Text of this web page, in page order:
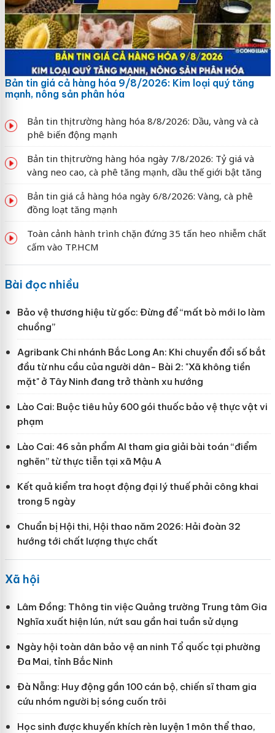
Bản tin giá cả hàng hóa 9/8/2026: Kim loại quý tăng
mạnh, nông sản phân hóa
Bản tin thị trường hàng hóa 8/8/2026: Dầu, vàng và cà
phê biến động mạnh
Bản tin thị trường hàng hóa ngày 7/8/2026: Tỷ giá và
vàng neo cao, cà phê tăng mạnh, dầu thế giới bật tăng
Bản tin giá cả hàng hóa ngày 6/8/2026: Vàng, cà phê
đồng loạt tăng mạnh
Toàn cảnh hành trình chặn đứng 35 tấn heo nhiễm chất
cấm vào TP.HCM
Bài đọc nhiều
Bảo vệ thương hiệu từ gốc: Đừng để “mất bò mới lo làm
chuồng”
Agribank Chi nhánh Bắc Long An: Khi chuyển đổi số bắt
đầu từ nhu cầu của người dân- Bài 2: "Xã không tiền
mặt" ở Tây Ninh đang trở thành xu hướng
Lào Cai: Buộc tiêu hủy 600 gói thuốc bảo vệ thực vật vi
phạm
Lào Cai: 46 sản phẩm AI tham gia giải bài toán “điểm
nghẽn” từ thực tiễn tại xã Mậu A
Kết quả kiểm tra hoạt động đại lý thuế phải công khai
trong 5 ngày
Chuẩn bị Hội thi, Hội thao năm 2026: Hải đoàn 32
hướng tới chất lượng thực chất
Xã hội
Lâm Đồng: Thông tin việc Quảng trường Trung tâm Gia
Nghĩa xuất hiện lún, nứt sau gần hai tuần sử dụng
Ngày hội toàn dân bảo vệ an ninh Tổ quốc tại phường
Đa Mai, tỉnh Bắc Ninh
Đà Nẵng: Huy động gần 100 cán bộ, chiến sĩ tham gia
cứu nhóm người bị sóng cuốn trôi
Học sinh được khuyến khích rèn luyện 1 môn thể thao,